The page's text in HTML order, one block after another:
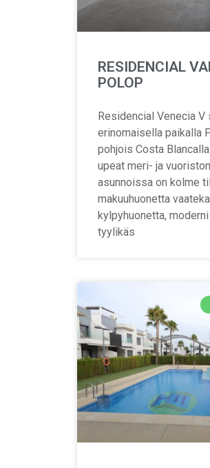
RESIDENCIAL
POLOP
Residencial Venecia V
erinomaisella paikalla
pohjois Costa
upeat meri- ja
asunnoissa on kolme
makuuhuonetta
kylpyhuonetta,
tyylikäs